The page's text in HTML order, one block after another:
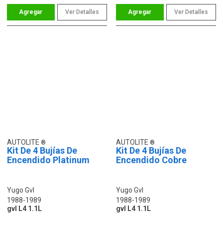
Ver Detalles Ver Detalles
AUTOLITE
Kit De 4 Bujías De
Encendido Platinum
Yugo Gvl
1988-1989
gvl L4 1.1L
AUTOLITE
Kit De 4 Bujías De
Encendido Cobre
Yugo Gvl
1988-1989
gvl L4 1.1L